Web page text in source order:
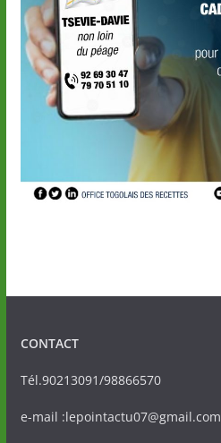
CONTACT
Tél.90213091/98866570
e-mail :lepointactu07@gmail.com